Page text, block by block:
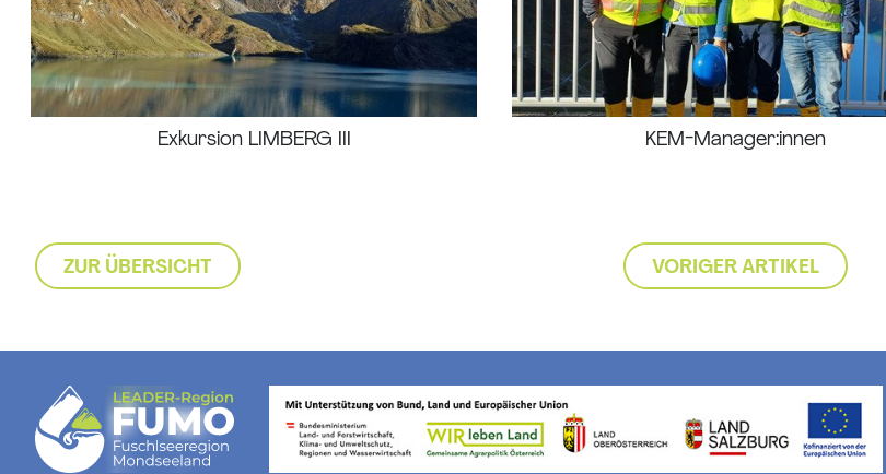
Exkursion LIMBERG III KEM-Manager:innen
ZUR ÜBERSICHT VORIGER ARTIKEL